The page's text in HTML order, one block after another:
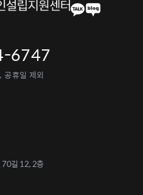
6747
공휴일 제외
70길 12, 2층